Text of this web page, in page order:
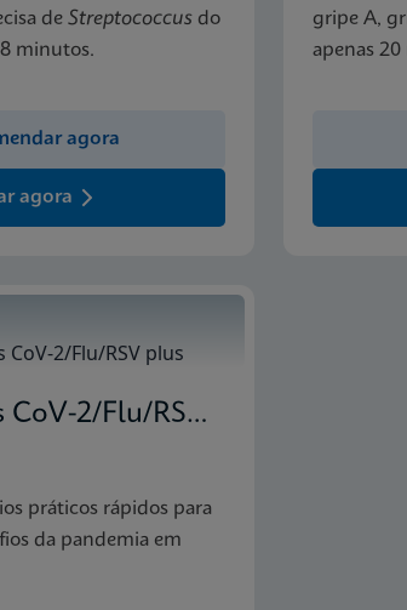
de Streptococcus do
minutos.
agora
agora
gripe A,
apenas
Xpert® Xpress CoV-2/Flu/RSV plus
práticos rápidos para
da pandemia em